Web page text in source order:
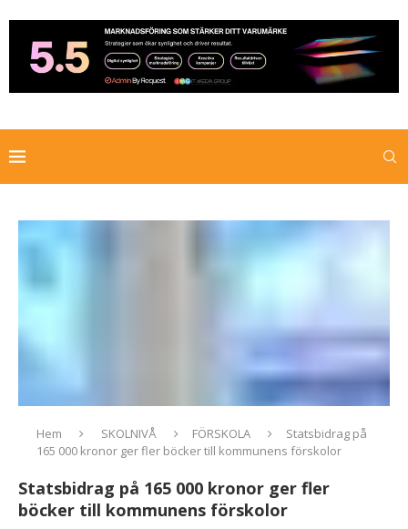
Hem SKOLNIVÅ FÖRSKOLA
Statsbidrag på
165 000 kronor ger fler böcker till kommunens förskolor
Statsbidrag på 165 000 kronor ger fler
böcker till kommunens förskolor